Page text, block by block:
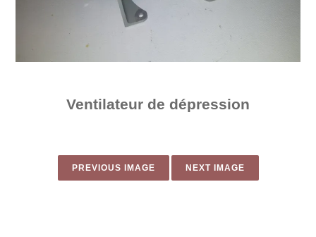
Ventilateur de dépression​
PREVIOUS IMAGE NEXT IMAGE